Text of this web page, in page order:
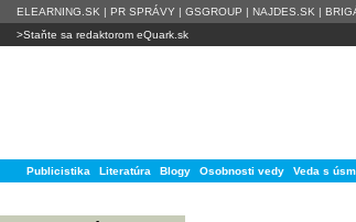
ELEARNING.SK | PR SPRÁVY | GSGROUP | NAJDES.SK |
>Staňte sa redaktorom eQuark.sk
Publicistika Literatúra Blogy Osobnosti vedy Veda s